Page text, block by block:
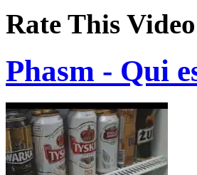
Rate This
Phasm - Qui